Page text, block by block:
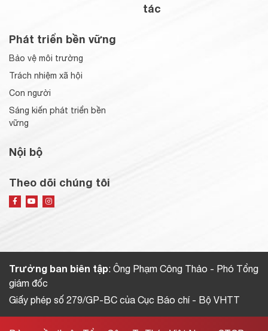
tác
Phát triển bền vững
Bảo vệ môi trường
Trách nhiệm xã hội
Con người
Sáng kiến phát triển bền
vững
Nội bộ
Theo dõi chúng tôi
Trưởng ban biên tập: Ông Phạm Công Thảo - Phó Tổng
giám đốc
Giấy phép số 279/GP-BC của Cục Báo chí - Bộ VHTT